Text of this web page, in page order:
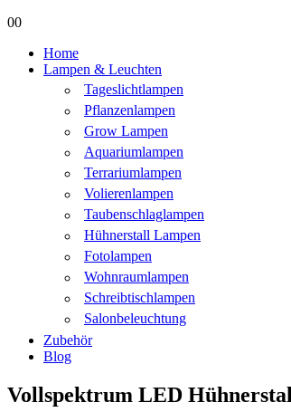
00
Home
Lampen & Leuchten
Tageslichtlampen
Pflanzenlampen
Grow Lampen
Aquariumlampen
Terrariumlampen
Volierenlampen
Taubenschlaglampen
Hühnerstall Lampen
Fotolampen
Wohnraumlampen
Schreibtischlampen
Salonbeleuchtung
Zubehör
Blog
Vollspektrum LED